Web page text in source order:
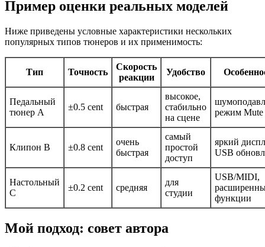
Пример оценки реальных моделей
Ниже приведены условные характеристики нескольких
популярных типов тюнеров и их применимость:
Тип Точность
Скорость
реакции
Удобство
Педальный
тюнер A
±0.5 cent быстрая
высокое,
стабильно
на сцене
режим Mute
Клипон B ±0.8 cent
очень
быстрая
самый
простой
доступ
яркий
USB
Настольный
C
±0.2 cent средняя
для
студии
USB/MIDI,
функции
Мой подход: совет автора